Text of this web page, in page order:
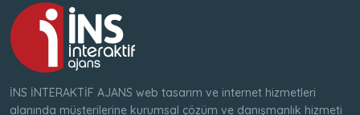
İNS İNTERAKTİF AJANS web tasarım ve internet hizmetleri
alanında müşterilerine kurumsal çözüm ve danışmanlık hizmeti